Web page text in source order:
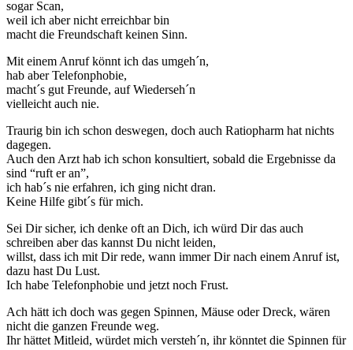
sogar Scan,
weil ich aber nicht erreichbar bin
macht die Freundschaft keinen Sinn.
Mit einem Anruf könnt ich das umgeh´n,
hab aber Telefonphobie,
macht´s gut Freunde, auf Wiederseh´n
vielleicht auch nie.
Traurig bin ich schon deswegen, doch auch Ratiopharm hat nichts
dagegen.
Auch den Arzt hab ich schon konsultiert, sobald die Ergebnisse da
sind “ruft er an”,
ich hab´s nie erfahren, ich ging nicht dran.
Keine Hilfe gibt´s für mich.
Sei Dir sicher, ich denke oft an Dich, ich würd Dir das auch
schreiben aber das kannst Du nicht leiden,
willst, dass ich mit Dir rede, wann immer Dir nach einem Anruf ist,
dazu hast Du Lust.
Ich habe Telefonphobie und jetzt noch Frust.
Ach hätt ich doch was gegen Spinnen, Mäuse oder Dreck, wären
nicht die ganzen Freunde weg.
Ihr hättet Mitleid, würdet mich versteh´n, ihr könntet die Spinnen für